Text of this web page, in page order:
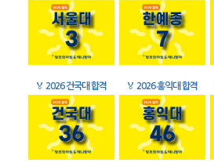
🏅 2026 건국대 합격 🏅 2026 홍익대 합격